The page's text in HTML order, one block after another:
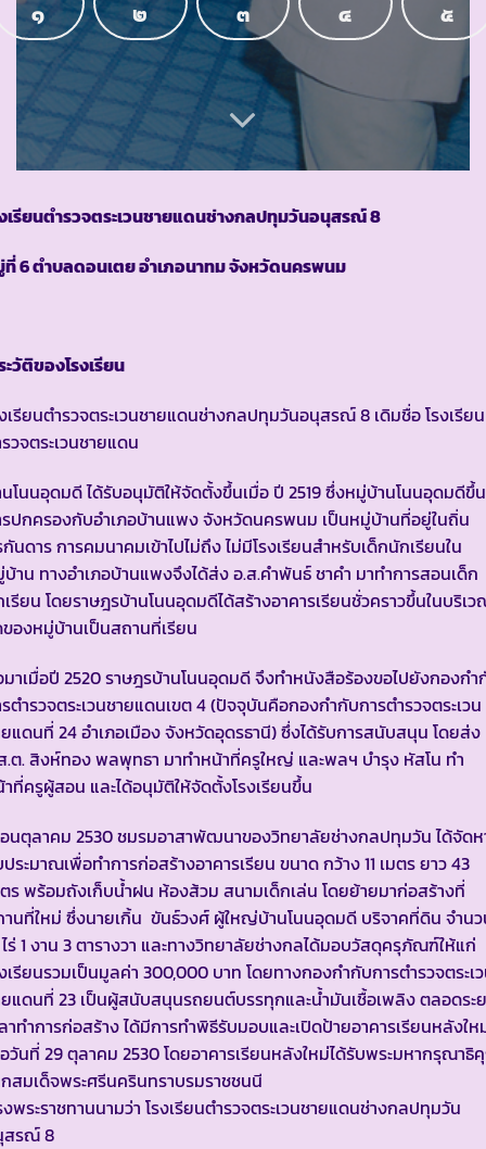
๑
๒
๓
๔
๕
เรียนตำรวจตระเวนชายแดนช่างกลปทุมวันอนุสรณ์ 8
6 ตำบลดอนเตย อำเภอนาทม จังหวัดนครพนม
วัติของโรงเรียน
เรียนตำรวจตระเวนชายแดนช่างกลปทุมวันอนุสรณ์ 8 เดิมชื่อ โรงเรียน
วจตระเวนชายแดน
โนนอุดมดี ได้รับอนุมัติให้จัดตั้งขึ้นเมื่อ ปี 2519 ซึ่งหมู่บ้านโนนอุดมดีขึ้น
ปกครองกับอำเภอบ้านแพง จังหวัดนครพนม เป็นหมู่บ้านที่อยู่ในถิ่น
นดาร การคมนาคมเข้าไปไม่ถึง ไม่มีโรงเรียนสำหรับเด็กนักเรียนใน
าน ทางอำเภอบ้านแพงจึงได้ส่ง อ.ส.คำพันธ์ ชาคำ มาทำการสอนเด็ก
รียน โดยราษฎรบ้านโนนอุดมดีได้สร้างอาคารเรียนชั่วคราวขึ้นในบริเ
องหมู่บ้านเป็นสถานที่เรียน
าเมื่อปี 2520 ราษฎรบ้านโนนอุดมดี จึงทำหนังสือร้องขอไปยังกองกำ
ตำรวจตระเวนชายแดนเขต 4 (ปัจจุบันคือกองกำกับการตำรวจตระเวน
แดนที่ 24 อำเภอเมือง จังหวัดอุดรธานี) ซึ่งได้รับการสนับสนุน โดยส่ง
.ต. สิงห์ทอง พลพุทธา มาทำหน้าที่ครูใหญ่ และพลฯ บำรุง หัสโน ทำ
ที่ครูผู้สอน และได้อนุมัติให้จัดตั้งโรงเรียนขึ้น
นตุลาคม 2530 ชมรมอาสาพัฒนาของวิทยาลัยช่างกลปทุมวัน ได้จัดห
ระมาณเพื่อทำการก่อสร้างอาคารเรียน ขนาด กว้าง 11 เมตร ยาว 43
ร พร้อมถังเก็บน้ำฝน ห้องส้วม สนามเด็กเล่น โดยย้ายมาก่อสร้างที่
นที่ใหม่ ซึ่งนายเกิ้น ขันธ์วงศ์ ผู้ใหญ่บ้านโนนอุดมดี บริจาคที่ดิน จำน
ไร่ 1 งาน 3 ตารางวา และทางวิทยาลัยช่างกลได้มอบวัสดุครุภัณฑ์ให้แก่
เรียนรวมเป็นมูลค่า 300,000 บาท โดยทางกองกำกับการตำรวจตระเ
แดนที่ 23 เป็นผู้สนับสนุนรถยนต์บรรทุกและน้ำมันเชื้อเพลิง ตลอดระ
าทำการก่อสร้าง ได้มีการทำพิธีรับมอบและเปิดป้ายอาคารเรียนหลังให
วันที่ 29 ตุลาคม 2530 โดยอาคารเรียนหลังใหม่ได้รับพระมหากรุณา
สมเด็จพระศรีนครินทราบรมราชชนนี
พระราชทานนามว่า โรงเรียนตำรวจตระเวนชายแดนช่างกลปทุมวัน
สรณ์ 8